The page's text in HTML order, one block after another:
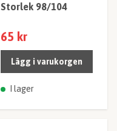
Storlek 98/104
65 kr
Lägg i varukorgen
I lager